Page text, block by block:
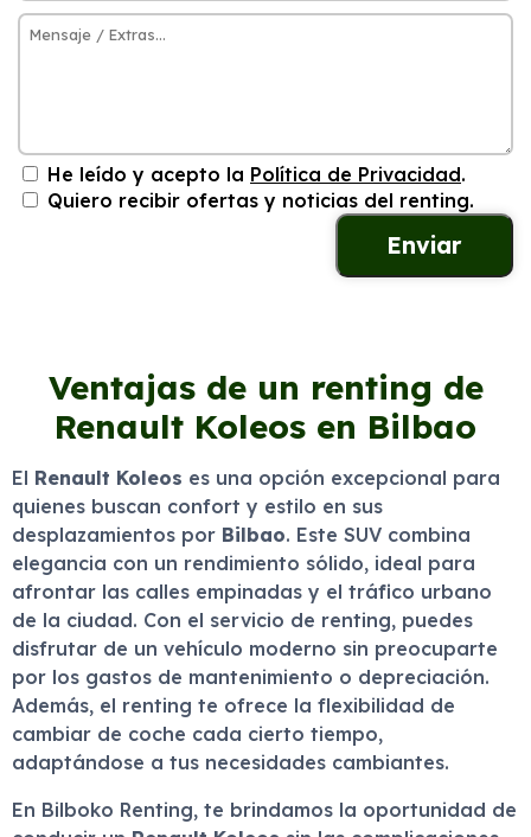
He leído y acepto la Política de Privacidad.
Quiero recibir ofertas y noticias del renting.
Ventajas de un renting de
Renault Koleos en Bilbao
El Renault Koleos es una opción excepcional para
quienes buscan confort y estilo en sus
desplazamientos por Bilbao. Este SUV combina
elegancia con un rendimiento sólido, ideal para
afrontar las calles empinadas y el tráfico urbano
de la ciudad. Con el servicio de renting, puedes
disfrutar de un vehículo moderno sin preocuparte
por los gastos de mantenimiento o depreciación.
Además, el renting te ofrece la flexibilidad de
cambiar de coche cada cierto tiempo,
adaptándose a tus necesidades cambiantes.
En Bilboko Renting, te brindamos la oportunidad de